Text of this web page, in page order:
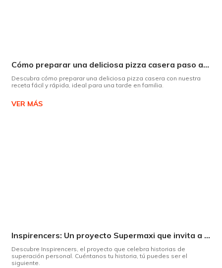
Cómo preparar una deliciosa pizza casera paso a paso
Descubra cómo preparar una deliciosa pizza casera con nuestra
receta fácil y rápida, ideal para una tarde en familia.
VER MÁS
Inspirencers: Un proyecto Supermaxi que invita a ser parte del cambio.
Descubre Inspirencers, el proyecto que celebra historias de
superación personal. Cuéntanos tu historia, tú puedes ser el
siguiente.